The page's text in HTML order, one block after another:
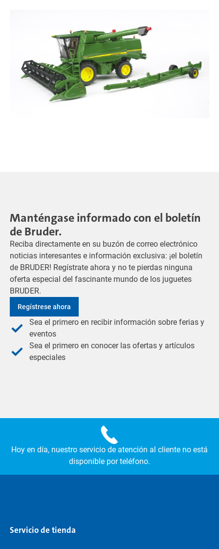
Manténgase informado con el boletín
de Bruder.
Reciba directamente en su buzón de correo electrónico
noticias interesantes e información exclusiva: ¡el boletín
de BRUDER! Regístrate ahora y no te pierdas ninguna
oferta especial del fascinante mundo de los juguetes
BRUDER.
Regístrese ahora
Sea el primero en recibir información sobre ferias y
eventos
Sea el primero en conocer las ofertas y artículos
especiales
Hoy en día, nuestro servicio de atención al cliente no está
disponible por teléfono.
Servicio de tienda